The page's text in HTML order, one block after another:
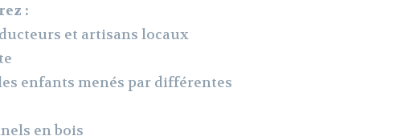
:
et artisans locaux
enfants menés par différentes
en bois